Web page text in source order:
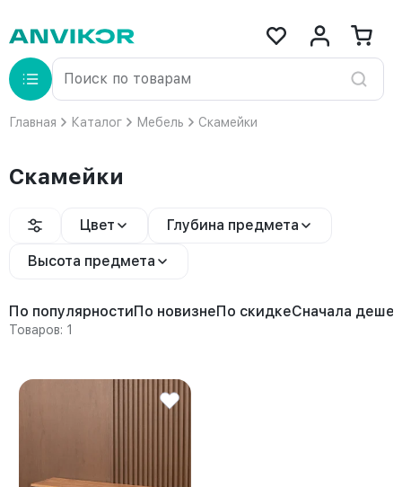
Главная Каталог Мебель Скамейки
Скамейки
Цвет Глубина предмета
Высота предмета
По популярностиПо новизнеПо скидкеСначала
Товаров: 1